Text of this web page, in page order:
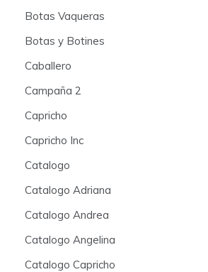
Botas Vaqueras
Botas y Botines
Caballero
Campaña 2
Capricho
Capricho Inc
Catalogo
Catalogo Adriana
Catalogo Andrea
Catalogo Angelina
Catalogo Capricho